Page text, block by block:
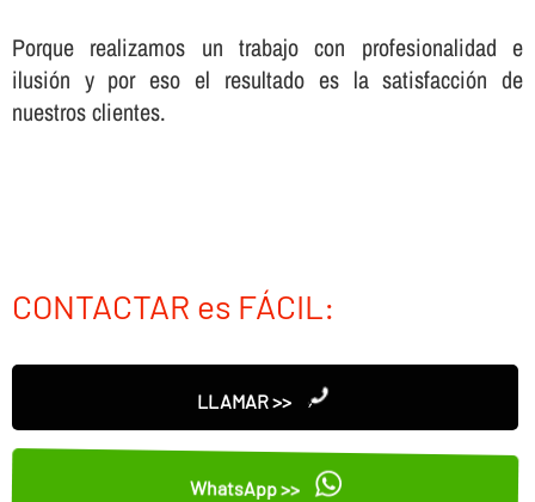
Porque realizamos un trabajo con profesionalidad e
ilusión y por eso el resultado es la satisfacción de
nuestros clientes.
CONTACTAR es FÁCIL:
LLAMAR >>
WhatsApp >>